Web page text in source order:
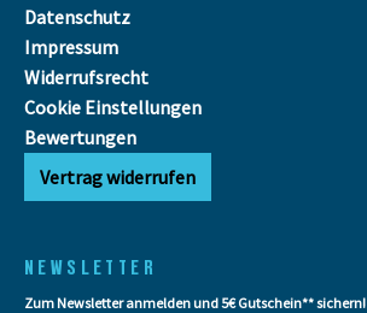
Datenschutz
Impressum
Widerrufsrecht
Cookie Einstellungen
Bewertungen
Vertrag widerrufen
NEWSLETTER
Zum Newsletter anmelden und 5€ Gutschein** sichern!